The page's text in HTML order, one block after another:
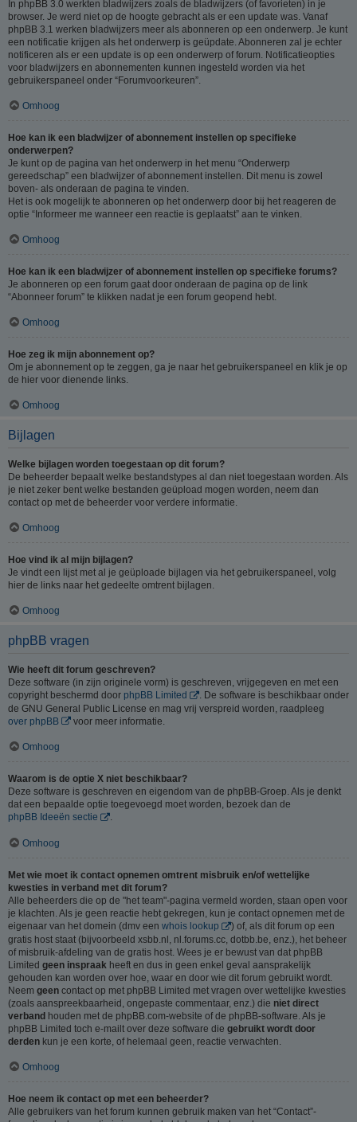
In phpBB 3.0 werkten bladwijzers zoals de bladwijzers (of favorieten) in je
browser. Je werd niet op de hoogte gebracht als er een update was. Vanaf
phpBB 3.1 werken bladwijzers meer als abonneren op een onderwerp. Je kunt
een notificatie krijgen als het onderwerp is geüpdate. Abonneren zal je echter
notificeren als er een update is op een onderwerp of forum. Notificatieopties
voor bladwijzers en abonnementen kunnen ingesteld worden via het
gebruikerspaneel onder “Forumvoorkeuren”.
Omhoog
Hoe kan ik een bladwijzer of abonnement instellen op specifieke
onderwerpen?
Je kunt op de pagina van het onderwerp in het menu “Onderwerp
gereedschap” een bladwijzer of abonnement instellen. Dit menu is zowel
boven- als onderaan de pagina te vinden.
Het is ook mogelijk te abonneren op het onderwerp door bij het reageren de
optie “Informeer me wanneer een reactie is geplaatst” aan te vinken.
Omhoog
Hoe kan ik een bladwijzer of abonnement instellen op specifieke forums?
Je abonneren op een forum gaat door onderaan de pagina op de link
“Abonneer forum” te klikken nadat je een forum geopend hebt.
Omhoog
Hoe zeg ik mijn abonnement op?
Om je abonnement op te zeggen, ga je naar het gebruikerspaneel en klik je op
de hier voor dienende links.
Omhoog
Bijlagen
Welke bijlagen worden toegestaan op dit forum?
De beheerder bepaalt welke bestandstypes al dan niet toegestaan worden. Als
je niet zeker bent welke bestanden geüpload mogen worden, neem dan
contact op met de beheerder voor verdere informatie.
Omhoog
Hoe vind ik al mijn bijlagen?
Je vindt een lijst met al je geüploade bijlagen via het gebruikerspaneel, volg
hier de links naar het gedeelte omtrent bijlagen.
Omhoog
phpBB vragen
Wie heeft dit forum geschreven?
Deze software (in zijn originele vorm) is geschreven, vrijgegeven en met een
copyright beschermd door phpBB Limited
. De software is beschikbaar onder
de GNU General Public License en mag vrij verspreid worden, raadpleeg
over phpBB
voor meer informatie.
Omhoog
Waarom is de optie X niet beschikbaar?
Deze software is geschreven en eigendom van de phpBB-Groep. Als je denkt
dat een bepaalde optie toegevoegd moet worden, bezoek dan de
phpBB Ideeën sectie
.
Omhoog
Met wie moet ik contact opnemen omtrent misbruik en/of wettelijke
kwesties in verband met dit forum?
Alle beheerders die op de "het team"-pagina vermeld worden, staan open voor
je klachten. Als je geen reactie hebt gekregen, kun je contact opnemen met de
eigenaar van het domein (dmv een whois lookup
) of, als dit forum op een
gratis host staat (bijvoorbeeld xsbb.nl, nl.forums.cc, dotbb.be, enz.), het beheer
of misbruik-afdeling van de gratis host. Wees je er bewust van dat phpBB
Limited geen inspraak heeft en dus in geen enkel geval aansprakelijk
gehouden kan worden over hoe, waar en door wie dit forum gebruikt wordt.
Neem geen contact op met phpBB Limited met vragen over wettelijke kwesties
(zoals aanspreekbaarheid, ongepaste commentaar, enz.) die niet direct
verband houden met de phpBB.com-website of de phpBB-software. Als je
phpBB Limited toch e-mailt over deze software die gebruikt wordt door
derden kun je een korte, of helemaal geen, reactie verwachten.
Omhoog
Hoe neem ik contact op met een beheerder?
Alle gebruikers van het forum kunnen gebruik maken van het “Contact”-